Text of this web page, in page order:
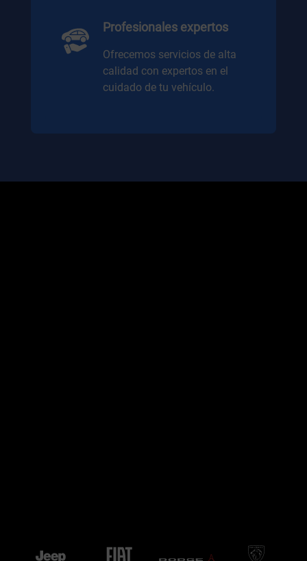
Profesionales expertos
Ofrecemos servicios de alta
calidad con expertos en el
cuidado de tu vehículo.